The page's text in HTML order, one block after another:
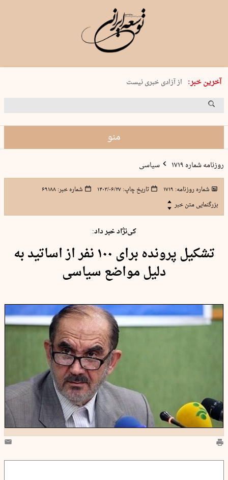
آخرین خبر:
یکشنبه 18 مرداد 1405 شماره 2245
از آزادی خبری نیست
۸۸۸ نفر سال گذشته بر اثر غرق‌شدگی جان …
منو
روزنامه شماره ۱۷۱۹ سیاسی
شماره روزنامه: ۱۷۱۹ تاریخ چاپ:۱۴۰۳/۰۶/۲۷ شماره خبر:۶۹۱۸۸
بزرگنمایی متن خبر
کی‌نژاد خبر داد:
تشکیل پرونده برای ۱۰۰ نفر از اساتید به
دلیل مواضع سیاسی